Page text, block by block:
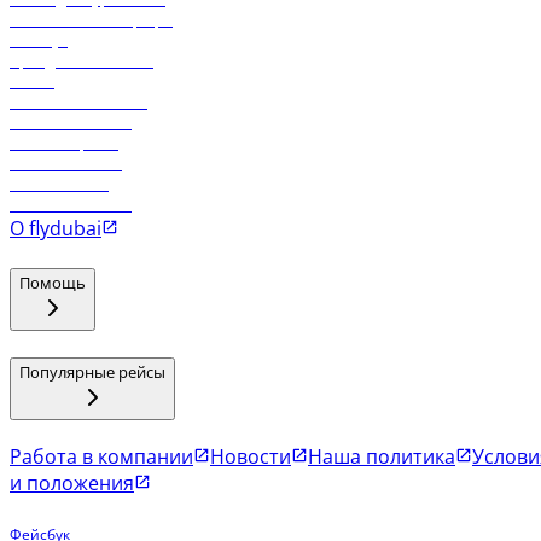
О flydubai
Помощь
Популярные рейсы
Работа в компании Новости Наша политика
и положения
Фейсбук